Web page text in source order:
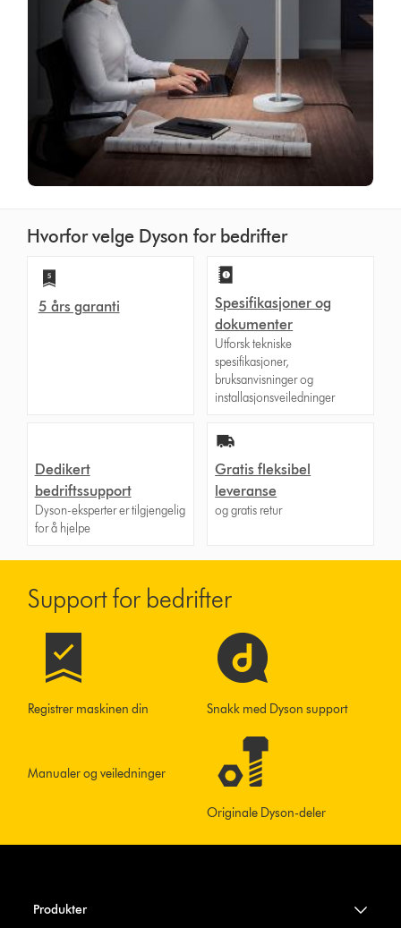
Hvorfor velge Dyson for bedrifter
5 års garanti
Spesifikasjoner og
dokumenter
Utforsk tekniske
spesifikasjoner,
bruksanvisninger og
installasjonsveiledninger
Dedikert
bedriftssupport
Dyson-eksperter er tilgjengelig
for å hjelpe
Gratis fleksibel
leveranse
og gratis retur
Support for bedrifter
Registrer maskinen din Snakk med Dyson support
Manualer og veiledninger
Originale Dyson-deler
Produkter